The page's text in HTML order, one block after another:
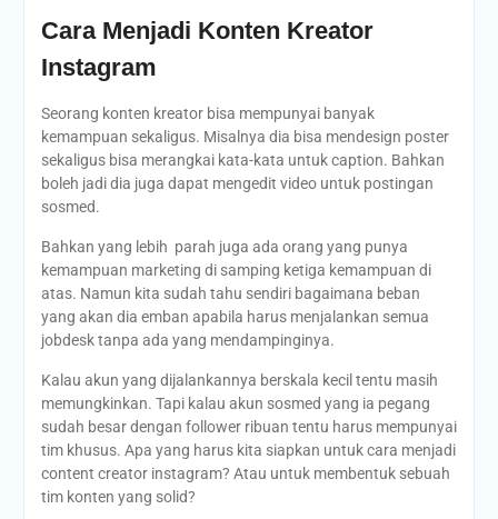
Cara Menjadi Konten Kreator
Instagram
Seorang konten kreator bisa mempunyai banyak
kemampuan sekaligus. Misalnya dia bisa mendesign poster
sekaligus bisa merangkai kata-kata untuk caption. Bahkan
boleh jadi dia juga dapat mengedit video untuk postingan
sosmed.
Bahkan yang lebih parah juga ada orang yang punya
kemampuan marketing di samping ketiga kemampuan di
atas. Namun kita sudah tahu sendiri bagaimana beban
yang akan dia emban apabila harus menjalankan semua
jobdesk tanpa ada yang mendampinginya.
Kalau akun yang dijalankannya berskala kecil tentu masih
memungkinkan. Tapi kalau akun sosmed yang ia pegang
sudah besar dengan follower ribuan tentu harus mempunyai
tim khusus. Apa yang harus kita siapkan untuk cara menjadi
content creator instagram? Atau untuk membentuk sebuah
tim konten yang solid?